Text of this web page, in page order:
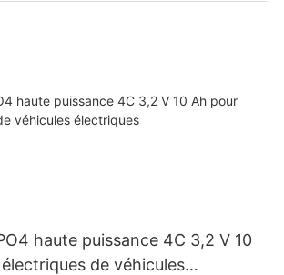
haute puissance 4C 3,2 V 10
de véhicules